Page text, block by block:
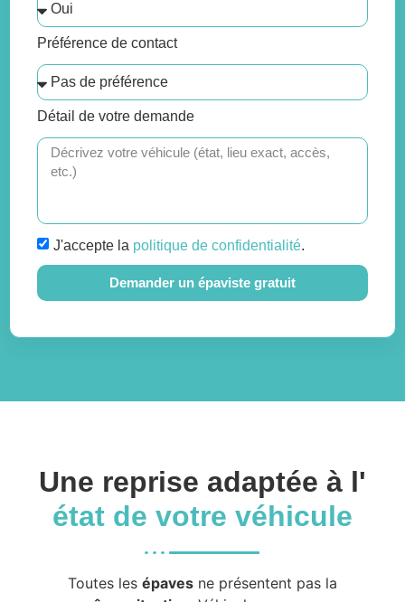
Préférence de contact
Détail de votre demande
J'accepte la politique de confidentialité.
Demander un épaviste gratuit
Une reprise adaptée à l'
état de votre véhicule
Toutes les épavesne présentent pas la